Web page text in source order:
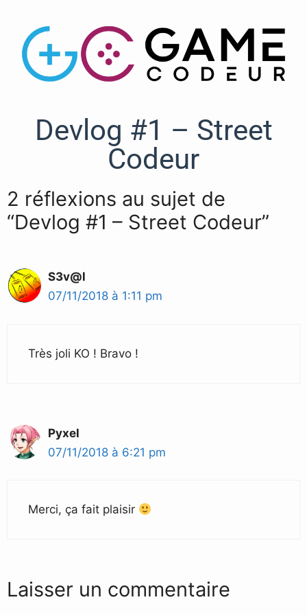
Devlog #1 – Street
Codeur
2 réflexions au sujet de
“Devlog #1 – Street Codeur”
S3v@l
07/11/2018 à 1:11 pm
Très joli KO ! Bravo !
Pyxel
07/11/2018 à 6:21 pm
Merci, ça fait plaisir
Laisser un commentaire